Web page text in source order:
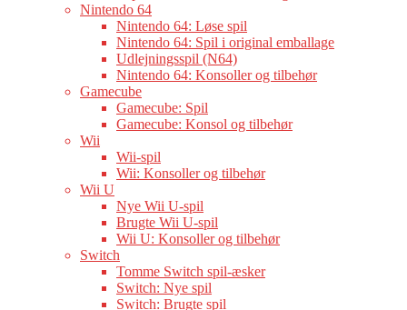
Nintendo 64
Nintendo 64: Løse spil
Nintendo 64: Spil i original emballage
Udlejningsspil (N64)
Nintendo 64: Konsoller og tilbehør
Gamecube
Gamecube: Spil
Gamecube: Konsol og tilbehør
Wii
Wii-spil
Wii: Konsoller og tilbehør
Wii U
Nye Wii U-spil
Brugte Wii U-spil
Wii U: Konsoller og tilbehør
Switch
Tomme Switch spil-æsker
Switch: Nye spil
Switch: Brugte spil